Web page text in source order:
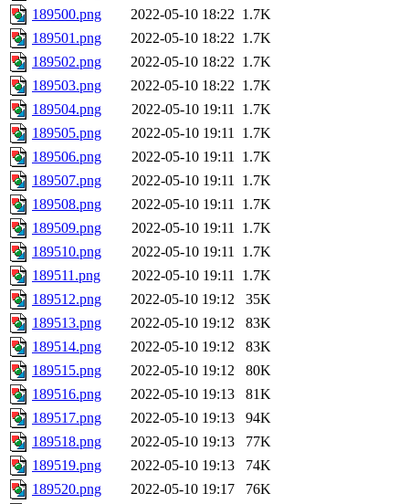
189500.png
2022-05-10 18:22 1.7K
189501.png
2022-05-10 18:22 1.7K
189502.png
2022-05-10 18:22 1.7K
189503.png
2022-05-10 18:22 1.7K
189504.png
2022-05-10 19:11 1.7K
189505.png
2022-05-10 19:11 1.7K
189506.png
2022-05-10 19:11 1.7K
189507.png
2022-05-10 19:11 1.7K
189508.png
2022-05-10 19:11 1.7K
189509.png
2022-05-10 19:11 1.7K
189510.png
2022-05-10 19:11 1.7K
189511.png
2022-05-10 19:11 1.7K
189512.png
2022-05-10 19:12
35K
189513.png
2022-05-10 19:12
83K
189514.png
2022-05-10 19:12
83K
189515.png
2022-05-10 19:12
80K
189516.png
2022-05-10 19:13
81K
189517.png
2022-05-10 19:13
94K
189518.png
2022-05-10 19:13
77K
189519.png
2022-05-10 19:13
74K
189520.png
2022-05-10 19:17
76K